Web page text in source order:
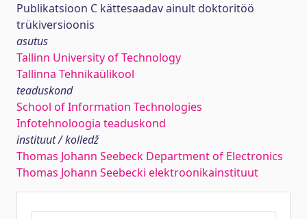
Publikatsioon C kättesaadav ainult doktoritöö
trükiversioonis
asutus
Tallinn University of Technology
Tallinna Tehnikaülikool
teaduskond
School of Information Technologies
Infotehnoloogia teaduskond
instituut / kolledž
Thomas Johann Seebeck Department of Electronics
Thomas Johann Seebecki elektroonikainstituut